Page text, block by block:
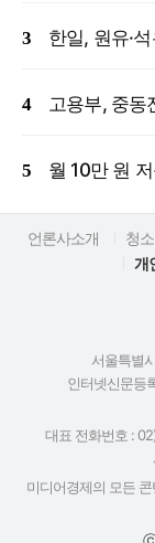
언론사소개 청
개
서울특별
인터넷신문등
대표 전화번호 :
미디어경제의 모든